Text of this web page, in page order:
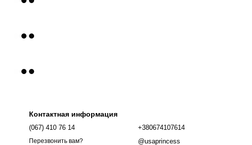
Контактная информация
(067) 410 76 14
Перезвонить вам?
+380674107614
@usaprincess